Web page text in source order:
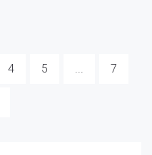
4 5 7